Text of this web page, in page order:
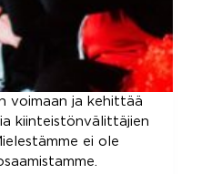
voimaan ja kehittää
kiinteistönvälittäjien
ei ole